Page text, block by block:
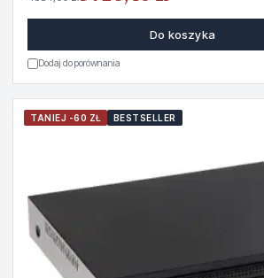
Do koszyka
Dodaj do porównania
TANIEJ -60 ZŁ BESTSELLER